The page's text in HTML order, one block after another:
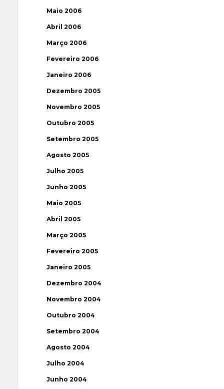
Maio 2006
Abril 2006
Março 2006
Fevereiro 2006
Janeiro 2006
Dezembro 2005
Novembro 2005
Outubro 2005
Setembro 2005
Agosto 2005
Julho 2005
Junho 2005
Maio 2005
Abril 2005
Março 2005
Fevereiro 2005
Janeiro 2005
Dezembro 2004
Novembro 2004
Outubro 2004
Setembro 2004
Agosto 2004
Julho 2004
Junho 2004